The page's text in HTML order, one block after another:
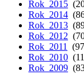
Rok 2015
Rok 2014
Rok 2013
Rok 2012
Rok 2011
Rok 2010
Rok 2009